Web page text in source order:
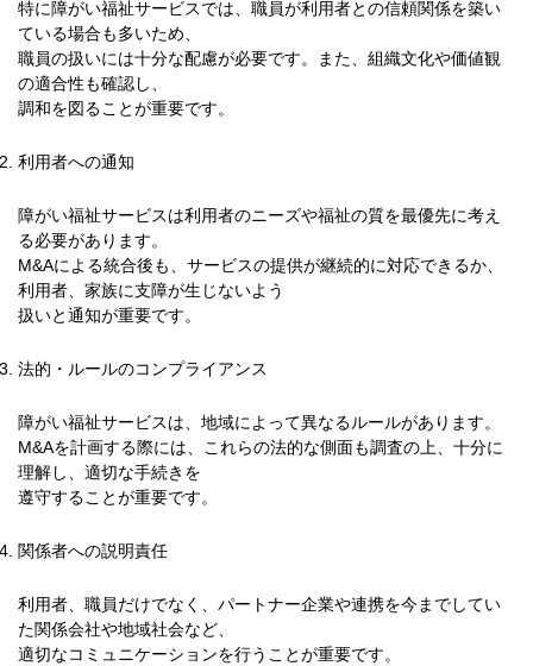
特に障がい福祉サービスでは、職員が利用者との信頼関係を築い
ている場合も多いため、
職員の扱いには十分な配慮が必要です。また、組織文化や価値観
の適合性も確認し、
調和を図ることが重要です。
利用者への通知
障がい福祉サービスは利用者のニーズや福祉の質を最優先に考え
る必要があります。
M&Aによる統合後も、サービスの提供が継続的に対応できるか、
利用者、家族に支障が生じないよう
扱いと通知が重要です。
法的・ルールのコンプライアンス
障がい福祉サービスは、地域によって異なるルールがあります。
M&Aを計画する際には、これらの法的な側面も調査の上、十分に
理解し、適切な手続きを
遵守することが重要です。
関係者への説明責任
利用者、職員だけでなく、パートナー企業や連携を今までしてい
た関係会社や地域社会など、
適切なコミュニケーションを行うことが重要です。